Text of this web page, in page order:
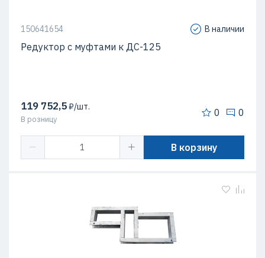
150641654 В наличии
Редуктор с муфтами к ДС-125
119 752,5₽/шт.
В розницу
0 0
В корзину